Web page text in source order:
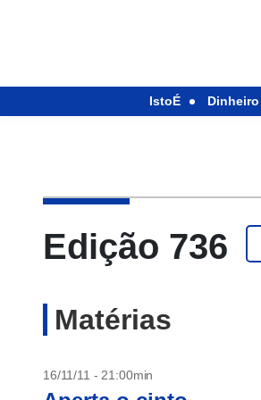
IstoÉ Dinheiro
Edição 736
Matérias
16/11/11 - 21:00min